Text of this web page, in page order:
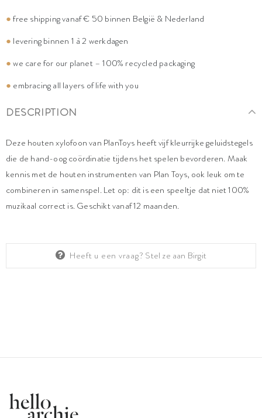
●free shipping vanaf € 50 binnen België & Nederland
● levering binnen 1 à 2 werkdagen
●we care for our planet – 100% recycled packaging
● embracing all layers of life with you
DESCRIPTION
Deze houten xylofoon van PlanToys heeft vijf kleurrijke geluidstegels
die de hand-oog coördinatie tijdens het spelen bevorderen. Maak
kennis met de houten instrumenten van Plan Toys, ook leuk om te
combineren in samenspel. Let op: dit is een speeltje dat niet 100%
muzikaal correct is. Geschikt vanaf 12 maanden.
Heeft u een vraag? Stel ze aan Birgit